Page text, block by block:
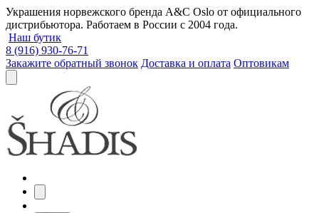
Украшения норвежского бренда A&C Oslo от официального
дистрибьютора. Работаем в России с 2004 года.
Наш бутик
8 (916) 930-76-71
Закажите обратный звонок Доставка и оплата Оптовикам